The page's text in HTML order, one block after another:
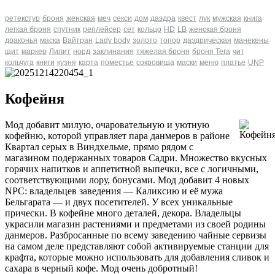
ретекстур броня женская меч секси дом даэдра квест лук мужская книга
легкая броня спутник реплейсер сет кольцо HD LB женская броня
драконья маска Вайтран Lady body золото топор даэдрическая манекены
щит маркер Лилит норд заклинания тяжелая броня броня Tera чит
кольчуга книги кузня карта поместье сокровища маски меню платье UNP
Кофейня
Мод добавит милую, очаровательную и уютную
кофейню, которой управляет пара данмеров в районе
Квартал серых в Виндхельме, прямо рядом с
магазином подержанных товаров Садри. Множество вкусных
горячих напитков и аппетитной выпечки, все с логичными,
соответствующими лору, бонусами. Мод добавит 4 новых
NPC: владельцев заведения — Каликсию и её мужа
Бельгарата — и двух посетителей. У всех уникальные
прически. В кофейне много деталей, декора. Владельцы
украсили магазин растениями и предметами из своей родины
данмеров. Разбросанные по всему заведению чайные сервизы
на самом деле представляют собой активируемые станции для
крафта, которые можно использовать для добавления сливок и
сахара в черный кофе. Мод очень добротный!